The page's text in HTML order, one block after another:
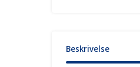
Beskrivelse